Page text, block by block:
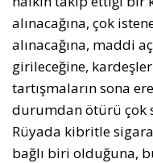
alınacağına, çok
alınacağına, maddi
girileceğine,
tartışmaların sona
durumdan ötürü çok
Rüyada kibritle
bağlı biri olduğuna,